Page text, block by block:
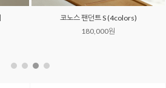
코노스 팬던트 S (4colors)
180,000원